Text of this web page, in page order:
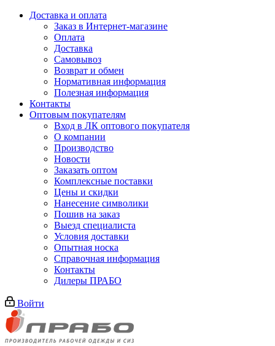
Доставка и оплата
Заказ в Интернет-магазине
Оплата
Доставка
Самовывоз
Возврат и обмен
Нормативная информация
Полезная информация
Контакты
Оптовым покупателям
Вход в ЛК оптового покупателя
О компании
Производство
Новости
Заказать оптом
Комплексные поставки
Цены и скидки
Нанесение символики
Пошив на заказ
Выезд специалиста
Условия доставки
Опытная носка
Справочная информация
Контакты
Дилеры ПРАБО
Войти